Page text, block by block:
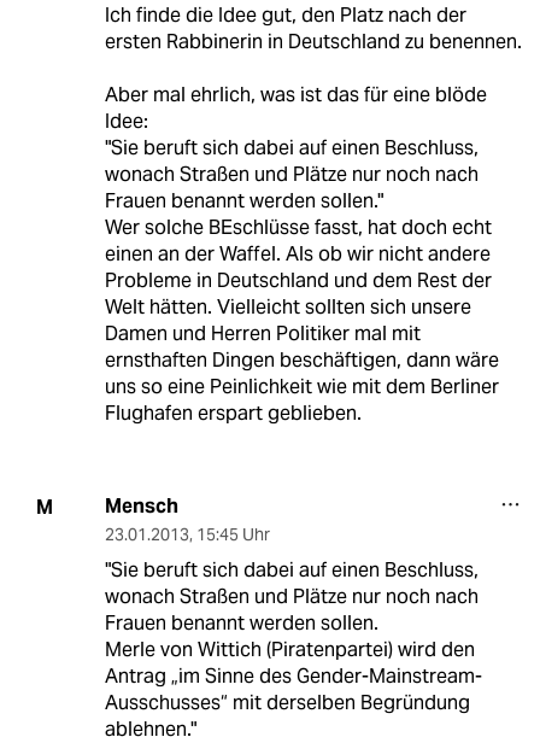
Ich finde die Idee gut, den Platz nach der
ersten Rabbinerin in Deutschland zu benennen.
Aber mal ehrlich, was ist das für eine blöde
Idee:
"Sie beruft sich dabei auf einen Beschluss,
wonach Straßen und Plätze nur noch nach
Frauen benannt werden sollen."
Wer solche BEschlüsse fasst, hat doch echt
einen an der Waffel. Als ob wir nicht andere
Probleme in Deutschland und dem Rest der
Welt hätten. Vielleicht sollten sich unsere
Damen und Herren Politiker mal mit
ernsthaften Dingen beschäftigen, dann wäre
uns so eine Peinlichkeit wie mit dem Berliner
Flughafen erspart geblieben.
M Mensch
23.01.2013, 15:45 Uhr
"Sie beruft sich dabei auf einen Beschluss,
wonach Straßen und Plätze nur noch nach
Frauen benannt werden sollen.
Merle von Wittich (Piratenpartei) wird den
Antrag „im Sinne des Gender-Mainstream-
Ausschusses“ mit derselben Begründung
ablehnen."